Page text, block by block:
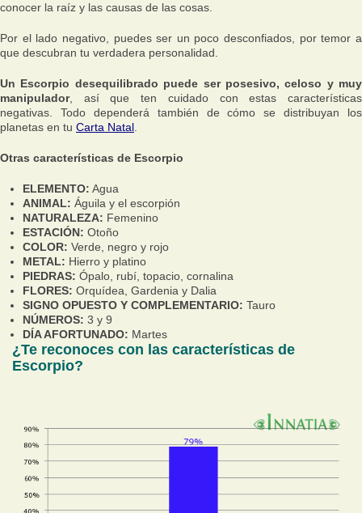
conocer la raíz y las causas de las cosas.
Por el lado negativo, puedes ser un poco desconfiados, por temor a
que descubran tu verdadera personalidad.
Un Escorpio desequilibrado puede ser posesivo, celoso y muy
manipulador, así que ten cuidado con estas características
negativas. Todo dependerá también de cómo se distribuyan los
planetas en tu Carta Natal
Otras características de Escorpio
ELEMENTO: Agua
ANIMAL: Águila y el escorpión
NATURALEZA: Femenino
ESTACIÓN: Otoño
COLOR: Verde, negro y rojo
METAL: Hierro y platino
PIEDRAS: Ópalo, rubí, topacio, cornalina
FLORES: Orquídea, Gardenia y Dalia
SIGNO OPUESTO Y COMPLEMENTARIO: Tauro
NÚMEROS: 3 y 9
DÍA AFORTUNADO: Martes
¿Te reconoces con las características de
Escorpio?